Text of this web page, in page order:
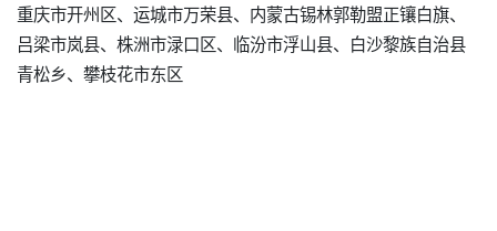
重庆市开州区、运城市万荣县、内蒙古锡林郭勒盟正镶白旗、
吕梁市岚县、株洲市渌口区、临汾市浮山县、白沙黎族自治县
青松乡、攀枝花市东区